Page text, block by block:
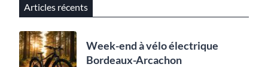
Articles récents
Week-end à vélo électrique
Bordeaux-Arcachon